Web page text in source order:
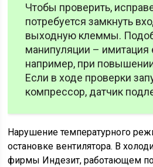
Чтобы проверить,
потребуется замкнуть
выходную клеммы.
манипуляции – имитация
например, при
Если в ходе проверки
компрессор, датчик
Нарушение температурного
остановке вентилятора. В
фирмы Индезит, работающем по